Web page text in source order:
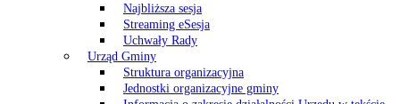
Najbliższa sesja
Streaming eSesja
Uchwały Rady
Urząd Gminy
Struktura organizacyjna
Jednostki organizacyjne gminy